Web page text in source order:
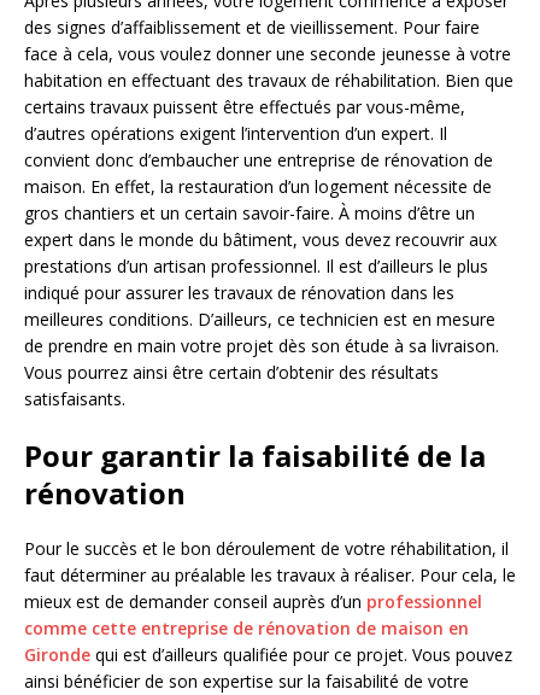
des signes d’affaiblissement et de vieillissement. Pour faire
face à cela, vous voulez donner une seconde jeunesse à votre
habitation en effectuant des travaux de réhabilitation. Bien que
certains travaux puissent être effectués par vous-même,
d’autres opérations exigent l’intervention d’un expert. Il
convient donc d’embaucher une entreprise de rénovation de
maison. En effet, la restauration d’un logement nécessite de
gros chantiers et un certain savoir-faire. À moins d’être un
expert dans le monde du bâtiment, vous devez recouvrir aux
prestations d’un artisan professionnel. Il est d’ailleurs le plus
indiqué pour assurer les travaux de rénovation dans les
meilleures conditions. D’ailleurs, ce technicien est en mesure
de prendre en main votre projet dès son étude à sa livraison.
Vous pourrez ainsi être certain d’obtenir des résultats
satisfaisants.
Pour garantir la faisabilité de la
rénovation
Pour le succès et le bon déroulement de votre réhabilitation, il
faut déterminer au préalable les travaux à réaliser. Pour cela, le
mieux est de demander conseil auprès d’un professionnel
comme cette entreprise de rénovation de maison en
Gironde qui est d’ailleurs qualifiée pour ce projet. Vous pouvez
ainsi bénéficier de son expertise sur la faisabilité de votre